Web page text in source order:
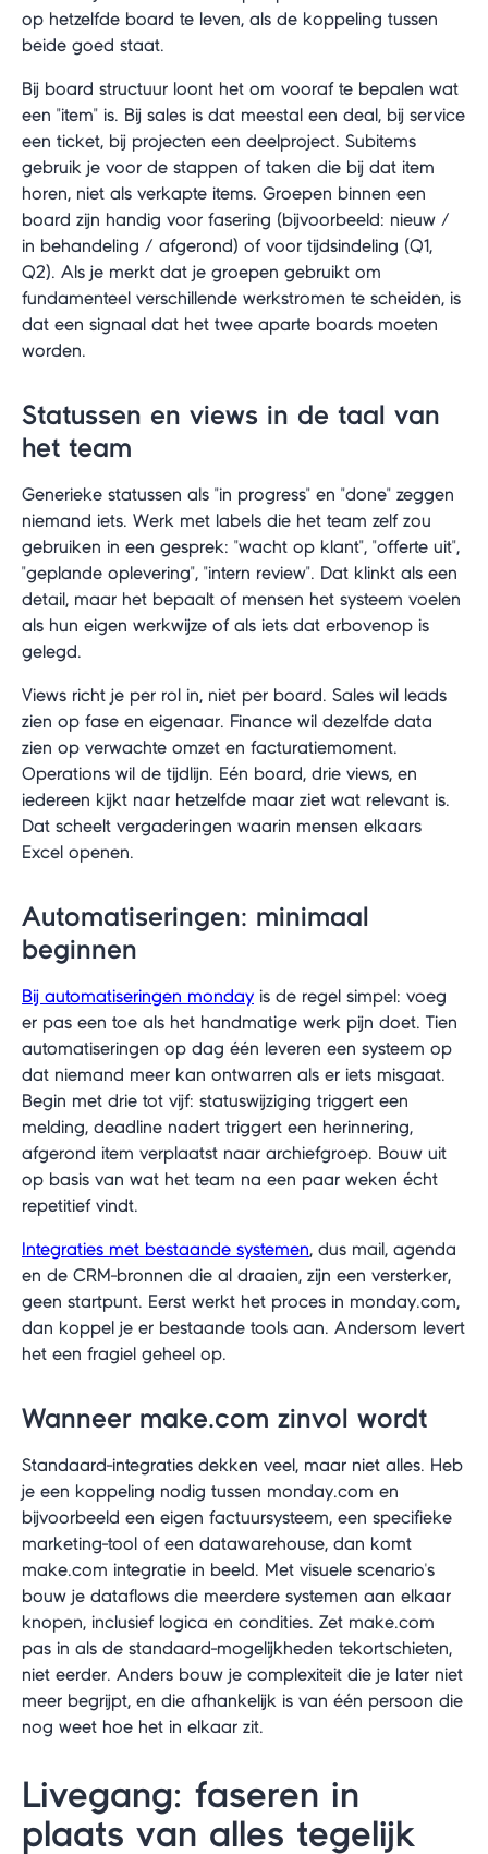
op hetzelfde board te leven, als de koppeling tussen
beide goed staat.
Bij board structuur loont het om vooraf te bepalen wat
een "item" is. Bij sales is dat meestal een deal, bij service
een ticket, bij projecten een deelproject. Subitems
gebruik je voor de stappen of taken die bij dat item
horen, niet als verkapte items. Groepen binnen een
board zijn handig voor fasering (bijvoorbeeld: nieuw /
in behandeling / afgerond) of voor tijdsindeling (Q1,
Q2). Als je merkt dat je groepen gebruikt om
fundamenteel verschillende werkstromen te scheiden, is
dat een signaal dat het twee aparte boards moeten
worden.
Statussen en views in de taal van
het team
Generieke statussen als "in progress" en "done" zeggen
niemand iets. Werk met labels die het team zelf zou
gebruiken in een gesprek: "wacht op klant", "offerte uit",
"geplande oplevering", "intern review". Dat klinkt als een
detail, maar het bepaalt of mensen het systeem voelen
als hun eigen werkwijze of als iets dat erbovenop is
gelegd.
Views richt je per rol in, niet per board. Sales wil leads
zien op fase en eigenaar. Finance wil dezelfde data
zien op verwachte omzet en facturatiemoment.
Operations wil de tijdlijn. Eén board, drie views, en
iedereen kijkt naar hetzelfde maar ziet wat relevant is.
Dat scheelt vergaderingen waarin mensen elkaars
Excel openen.
Automatiseringen: minimaal
beginnen
Bij automatiseringen monday is de regel simpel: voeg
er pas een toe als het handmatige werk pijn doet. Tien
automatiseringen op dag één leveren een systeem op
dat niemand meer kan ontwarren als er iets misgaat.
Begin met drie tot vijf: statuswijziging triggert een
melding, deadline nadert triggert een herinnering,
afgerond item verplaatst naar archiefgroep. Bouw uit
op basis van wat het team na een paar weken écht
repetitief vindt.
Integraties met bestaande systemen, dus mail, agenda
en de CRM-bronnen die al draaien, zijn een versterker,
geen startpunt. Eerst werkt het proces in monday.com,
dan koppel je er bestaande tools aan. Andersom levert
het een fragiel geheel op.
Wanneer make.com zinvol wordt
Standaard-integraties dekken veel, maar niet alles. Heb
je een koppeling nodig tussen monday.com en
bijvoorbeeld een eigen factuursysteem, een specifieke
marketing-tool of een datawarehouse, dan komt
make.com integratie in beeld. Met visuele scenario's
bouw je dataflows die meerdere systemen aan elkaar
knopen, inclusief logica en condities. Zet make.com
pas in als de standaard-mogelijkheden tekortschieten,
niet eerder. Anders bouw je complexiteit die je later niet
meer begrijpt, en die afhankelijk is van één persoon die
nog weet hoe het in elkaar zit.
Livegang: faseren in
plaats van alles tegelijk